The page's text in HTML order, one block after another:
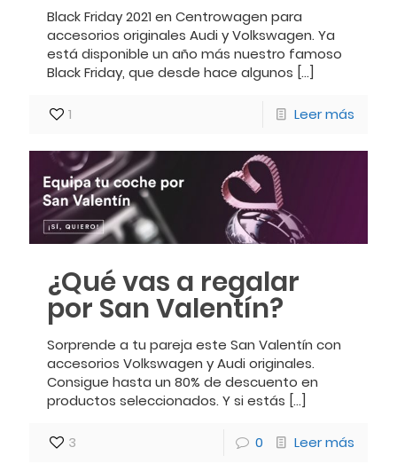
Black Friday 2021 en Centrowagen para
accesorios originales Audi y Volkswagen. Ya
está disponible un año más nuestro famoso
Black Friday, que desde hace algunos […]
1 Leer más
¿Qué vas a regalar
por San Valentín?
Sorprende a tu pareja este San Valentín con
accesorios Volkswagen y Audi originales.
Consigue hasta un 80% de descuento en
productos seleccionados. Y si estás […]
3 0 Leer más